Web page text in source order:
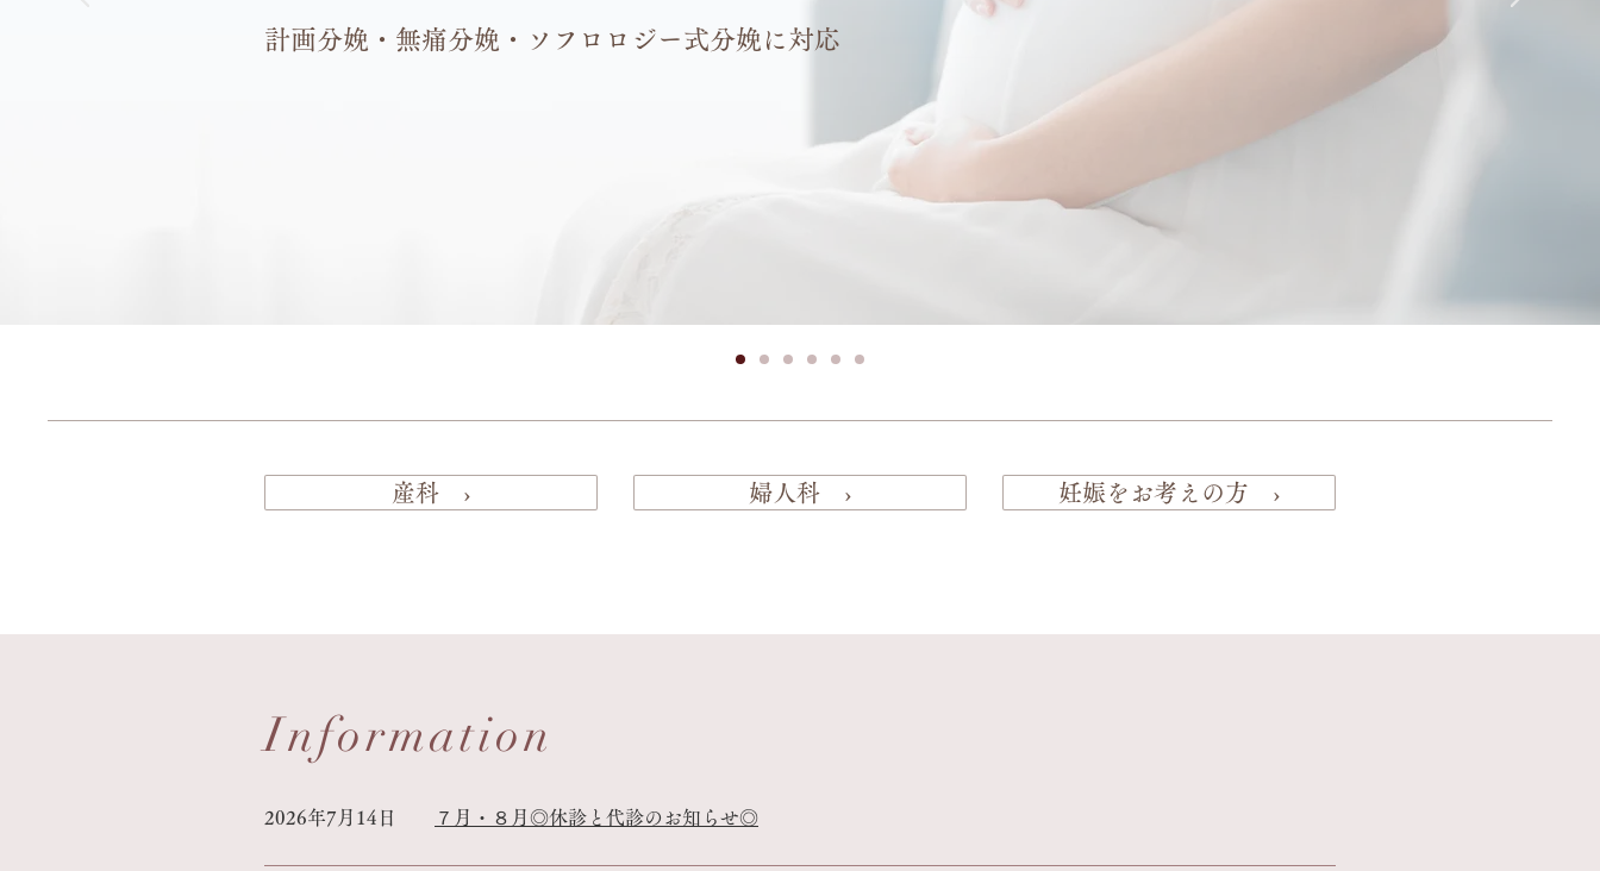
計画分娩・無痛分娩・ソフロロジー式分娩に対応
産科 › 婦人科 › 妊娠をお考えの方 ›
Information
2026年7月14日 ７月・８月◎休診と代診のお知らせ◎